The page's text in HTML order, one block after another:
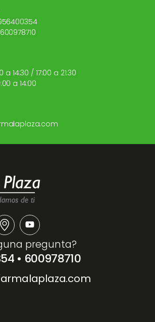
a 14:30 / 17:00 a 21:30
a 14:00
pregunta?
• 600978710